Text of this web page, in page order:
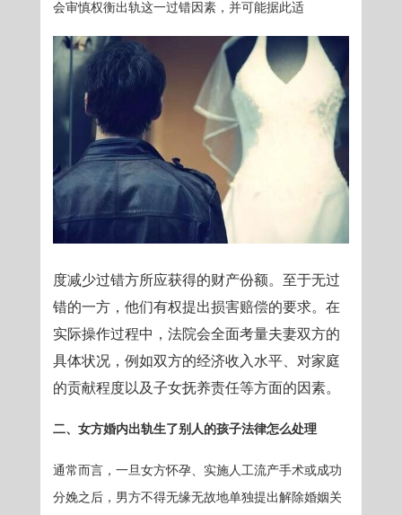
会审慎权衡出轨这一过错因素，并可能据此适
度减少过错方所应获得的财产份额。至于无过
错的一方，他们有权提出损害赔偿的要求。在
实际操作过程中，法院会全面考量夫妻双方的
具体状况，例如双方的经济收入水平、对家庭
的贡献程度以及子女抚养责任等方面的因素。
二、女方婚内出轨生了别人的孩子法律怎么处理
通常而言，一旦女方怀孕、实施人工流产手术或成功
分娩之后，男方不得无缘无故地单独提出解除婚姻关